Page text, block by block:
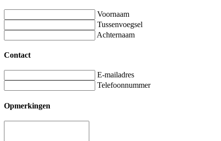
Voornaam
Tussenvoegsel
Achternaam
Contact
E-mailadres
Telefoonnummer
Opmerkingen